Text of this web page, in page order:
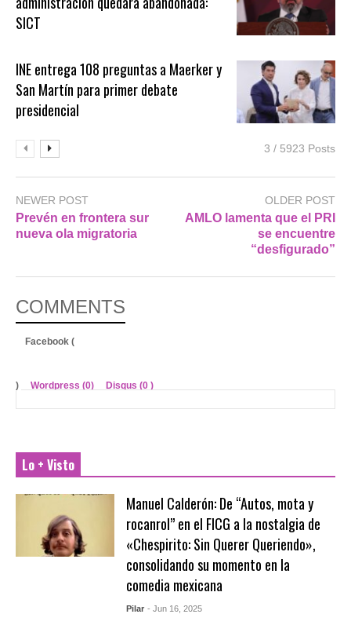
SICT
INE entrega 108 preguntas a Maerker y
San Martín para primer debate
presidencial
3 / 5923 Posts
NEWER POST
Prevén en frontera sur
nueva ola migratoria
OLDER POST
AMLO lamenta que el PRI
se encuentre
“desfigurado”
COMMENTS
Facebook (
) Wordpress (0) Disqus (0 )
Lo + Visto
Manuel Calderón: De “Autos, mota y
rocanrol” en el FICG a la nostalgia de
«Chespirito: Sin Querer Queriendo»,
consolidando su momento en la
comedia mexicana
Pilar - Jun 16, 2025